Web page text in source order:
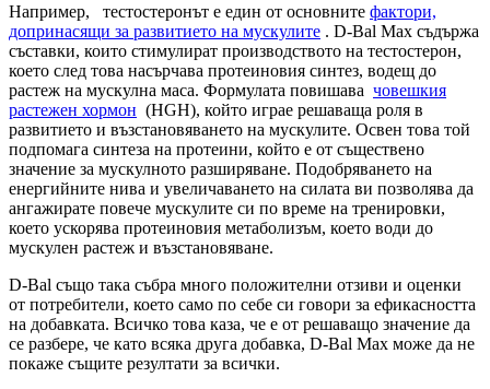
Например, тестостеронът е един от основните фактори,
допринасящи за развитието на мускулите . D-Bal Max съдържа
съставки, които стимулират производството на тестостерон,
което след това насърчава протеиновия синтез, водещ до
растеж на мускулна маса. Формулата повишава човешкия
растежен хормон (HGH), който играе решаваща роля в
развитието и възстановяването на мускулите. Освен това той
подпомага синтеза на протеини, който е от съществено
значение за мускулното разширяване. Подобряването на
енергийните нива и увеличаването на силата ви позволява да
ангажирате повече мускулите си по време на тренировки,
което ускорява протеиновия метаболизъм, което води до
мускулен растеж и възстановяване.
D-Bal също така събра много положителни отзиви и оценки
от потребители, което само по себе си говори за ефикасността
на добавката. Всичко това каза, че е от решаващо значение да
се разбере, че като всяка друга добавка, D-Bal Max може да не
покаже същите резултати за всички.